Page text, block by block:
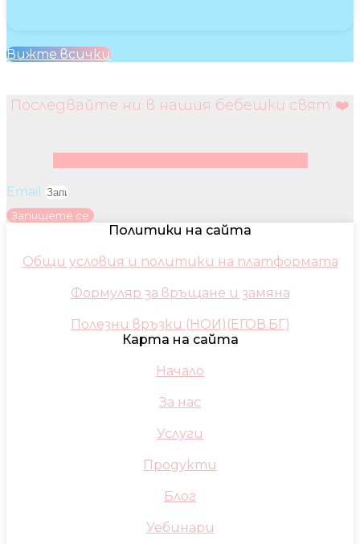
Вижте всички
Последвайте ни в нашия бебешки свят ❤️
Email
Запишете се
Политики на сайта
Общи условия и политики на платформата
Формуляр за връщане и замяна
Полезни връзки (НОИ)(ЕГОВ.БГ)
Карта на сайта
Начало
За нас
Услуги
Продукти
Блог
Уебинари